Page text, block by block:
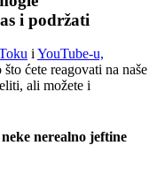
i podržati
i YouTube-u,
ćete reagovati na naše
ali možete i
nerealno jeftine